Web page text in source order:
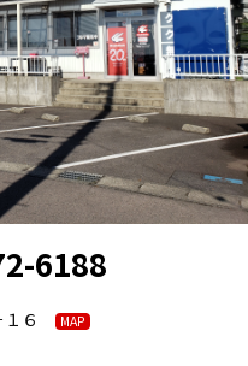
6188
６ MAP